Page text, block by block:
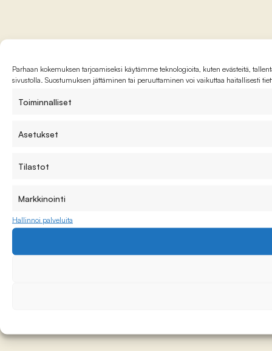
Parhaan kokemuksen tarjoamiseksi käytämme teknologioita, kuten evästeitä,
sivustolla. Suostumuksen jättäminen tai peruuttaminen voi vaikuttaa haitallisesti
Toiminnalliset
Asetukset
Tilastot
Markkinointi
Hallinnoi palveluita